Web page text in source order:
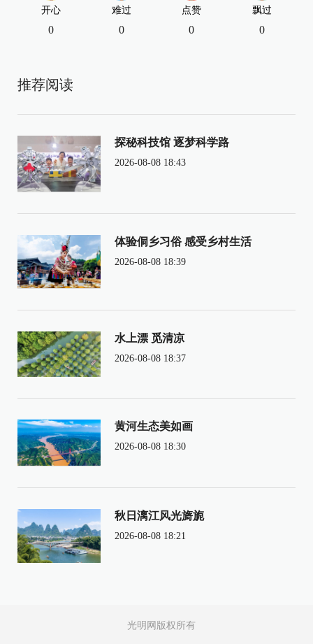
开心
0
难过
0
点赞
0
飘过
0
推荐阅读
探秘科技馆 逐梦科学路
2026-08-08 18:43
体验侗乡习俗 感受乡村生活
2026-08-08 18:39
水上漂 觅清凉
2026-08-08 18:37
黄河生态美如画
2026-08-08 18:30
秋日漓江风光旖旎
2026-08-08 18:21
光明网版权所有